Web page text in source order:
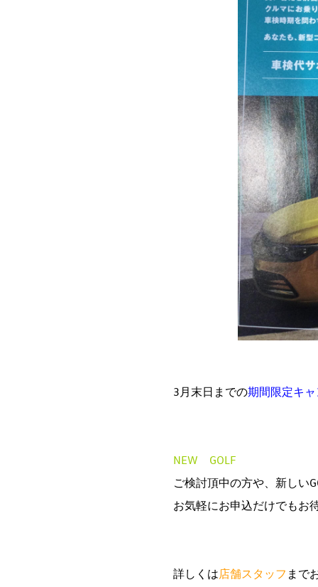
3月末日までの期間限定キ
NEW GOLF
ご検討頂中の方や、新しい
お気軽にお申込だけでもお
詳しくは店舗スタッフ まで